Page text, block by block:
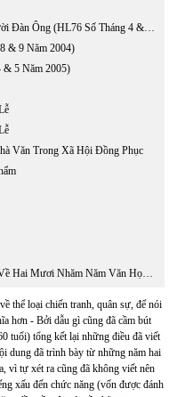
Truyện Ngắn: Cô Gái Điếm Và Năm Người Đàn Ông (HL76 Số Tháng 4 & 5 Năm 2004)
& 9 Năm 2004)
& 5 Năm 2005)
Văn Trong Xã Hội Đồng Phục
Thử Tìm Một Lối Tiếp Cận Văn Sử Học Về Hai Mươi Nhăm Năm Văn Học Việt Nam Hải Ngoại 1975 - 2000
thể loại chiến tranh, quân sự, để nói
hơn - Bởi dẫu gì cũng đã cầm bút
tuổi) tổng kết lại những điều đã viết
dung đã trình bày từ những năm hai
vì tự xét ra cũng đã không viết nên
xấu đến chức năng (vốn được đánh